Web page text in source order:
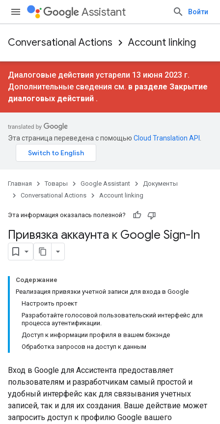
Assistant Войти
Conversational Actions Account linking
Диалоговые действия устарели 13 июня 2023 г.
Дополнительные сведения см. в разделе Закрытие
диалоговых действий .
Эта страница переведена с помощью Cloud Translation API
Главная Товары Google Assistant
Документы
Conversational Actions
Account linking
Эта информация оказалась полезной?
Привязка аккаунта к Google Sign-In
Содержание
Реализация привязки учетной записи для входа в Google
Настроить проект
Разработайте голосовой пользовательский интерфейс для
процесса аутентификации.
Доступ к информации профиля в вашем бэкэнде
Обработка запросов на доступ к данным
Вход в Google для Ассистента предоставляет
пользователям и разработчикам самый простой и
удобный интерфейс как для связывания учетных
записей, так и для их создания. Ваше действие может
запросить доступ к профилю Google вашего